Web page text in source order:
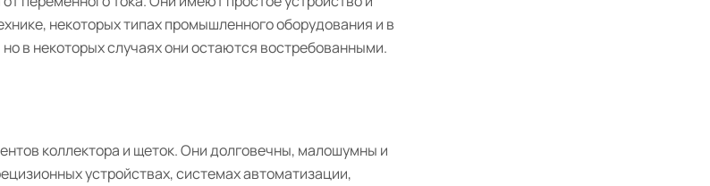
некоторых типах промышленного оборудования и в
в некоторых случаях они остаются востребованными.
коллектора и щеток. Они долговечны, малошумны и
устройствах, системах автоматизации,